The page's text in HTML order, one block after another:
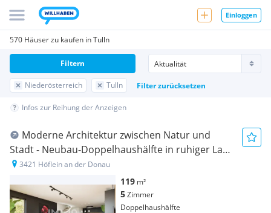
Einloggen
570 Häuser zu kaufen in Tulln
Niederösterreich Tulln Filter zurücksetzen
Filtern
Infos zur Reihung der Anzeigen
Moderne Architektur zwischen Natur und
Stadt - Neubau-Doppelhaushälfte in ruhiger Lage
nahe Wien
3421 Höflein an der Donau
119 m²
5Zimmer
Doppelhaushälfte